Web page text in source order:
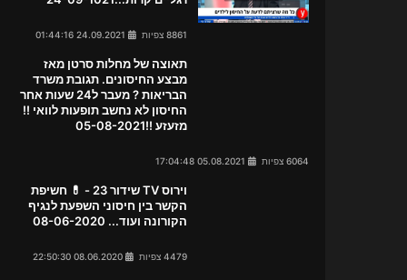
8861 צפיות
תאוצה של מחלות סרטן מאז
מבצע החיסונים. תגובת משרד
הבריאות ? מעבר ל24 שעות אחר
החיסון לא נחשב תופעות לוואי !!
מזעזע !!05-08-2021
6064 צפיות
וירוס TV שידור 23 - 💊 חשיפת
הקשר בין חיסוני השפעת לנגיף
הקורונה ועוד... 08-06-2020
4479 צפיות